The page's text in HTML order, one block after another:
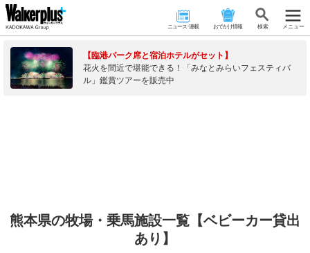
ニュース･連載 おでかけ情報 検 索 メニュー
【臨港パーク席と宿泊ホテルがセット】
花火を間近で堪能できる！「みなとみらいフェスティバ
ル」鑑賞ツアーを販売中
熊本県の牧場・乗馬施設一覧【ベビーカー貸出
あり】